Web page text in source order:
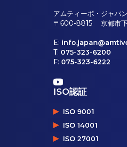
アムティーボ・ジャパ
〒600-8815 京都市下
E:
T: 075-323-6200
F: 075-323-6222
ISO認証
ISO 9001
ISO 14001
ISO 27001